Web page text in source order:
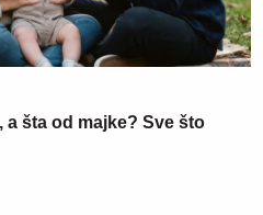
a šta od majke? Sve što